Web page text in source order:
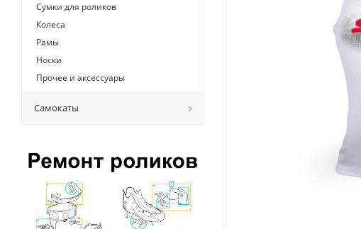
Сумки для роликов
Колеса
Рамы
Носки
Прочее и аксессуары
Самокаты